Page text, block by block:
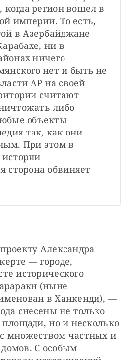
когда регион вошел в
империи. То есть,
в Азербайджане
ни в
ничего
нет и быть не
АР на своей
считают
либо
объекты
так, как они
При этом в
сторона обвиняет
Александра
— городе,
исторического
(ныне
в Ханкенди), —
снесены не только
площади, но и несколько
множеством частных и
С особым